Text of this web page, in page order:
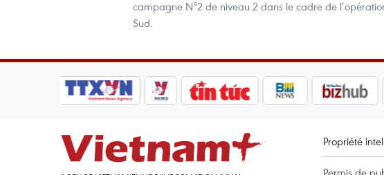
campagne N°2 de niveau 2 dans le cadre de
Sud.
Propriété
Permis de